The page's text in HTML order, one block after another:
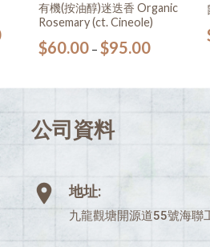
有機(按油醇)迷迭香 Organic
Rosemary (ct. Cineole)
$60.00– $95.00
公司資料
地址:
九龍觀塘開源道55號海聯